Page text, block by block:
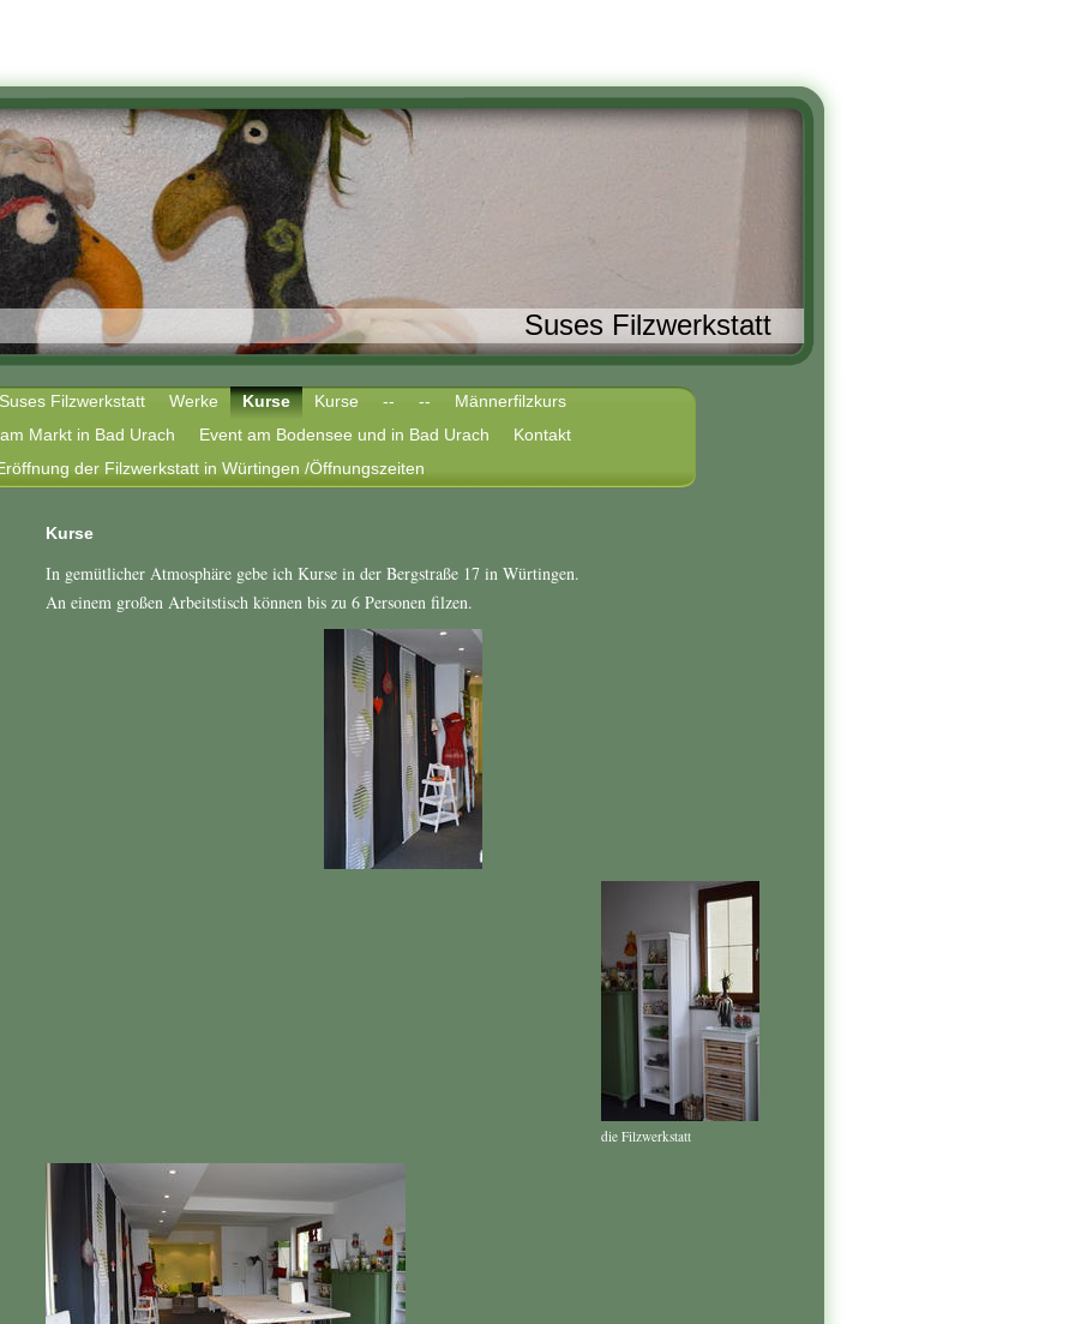
Suses Filzwerkstatt
Suses Filzwerkstatt Werke Kurse Kurse -- --
Männerfilzkurs
Markt in Bad Urach
Event am Bodensee und in Bad Urach
Kontakt
der Filzwerkstatt in Würtingen /Öffnungszeiten
Kurse
In gemütlicher Atmosphäre gebe ich Kurse in der Bergstraße 17 in Würtingen.
An einem großen Arbeitstisch können bis zu 6 Personen filzen.
die Filzwerkstatt